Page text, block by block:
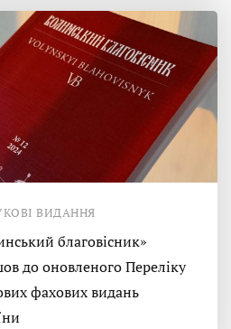
ВИДАННЯ
благовісник»
до оновленого Переліку
фахових видань